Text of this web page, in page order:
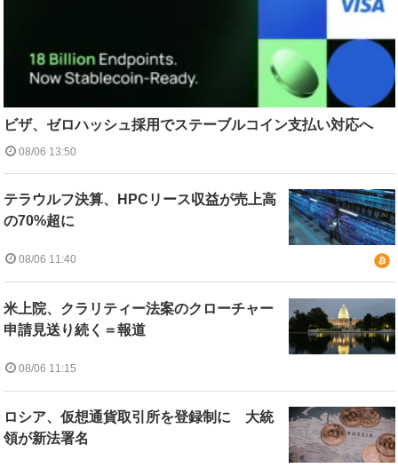
ビザ、ゼロハッシュ採用でステーブルコイン支払い対応へ
08/06 13:50
テラウルフ決算、HPCリース収益が売上高
の70%超に
08/06 11:40
米上院、クラリティー法案のクローチャー
申請見送り続く＝報道
08/06 11:15
ロシア、仮想通貨取引所を登録制に 大統
領が新法署名